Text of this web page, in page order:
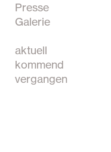
Presse
Galerie
aktuell
kommend
vergangen